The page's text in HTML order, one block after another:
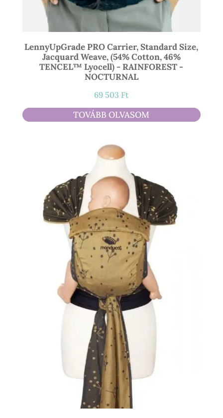
LennyUpGrade PRO Carrier, Standard Size,
Jacquard Weave, (54% Cotton, 46%
TENCEL™ Lyocell) - RAINFOREST -
NOCTURNAL
69 503 Ft
TOVÁBB OLVASOM